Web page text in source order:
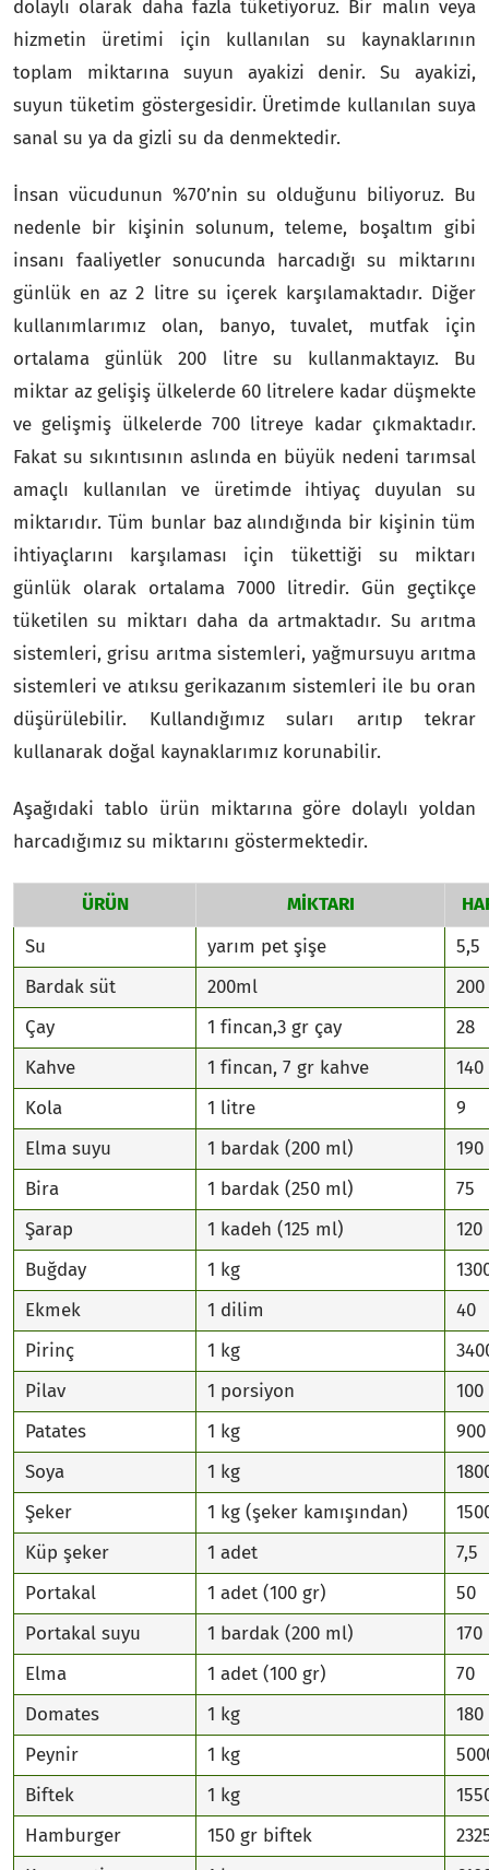
dolaylı olarak daha fazla tüketiyoruz. Bir malın veya
hizmetin üretimi için kullanılan su kaynaklarının
toplam miktarına suyun ayakizi denir. Su ayakizi,
suyun tüketim göstergesidir. Üretimde kullanılan suya
sanal su ya da gizli su da denmektedir.
İnsan vücudunun %70’nin su olduğunu biliyoruz. Bu
nedenle bir kişinin solunum, teleme, boşaltım gibi
insanı faaliyetler sonucunda harcadığı su miktarını
günlük en az 2 litre su içerek karşılamaktadır. Diğer
kullanımlarımız olan, banyo, tuvalet, mutfak için
ortalama günlük 200 litre su kullanmaktayız. Bu
miktar az gelişiş ülkelerde 60 litrelere kadar düşmekte
ve gelişmiş ülkelerde 700 litreye kadar çıkmaktadır.
Fakat su sıkıntısının aslında en büyük nedeni tarımsal
amaçlı kullanılan ve üretimde ihtiyaç duyulan su
miktarıdır. Tüm bunlar baz alındığında bir kişinin tüm
ihtiyaçlarını karşılaması için tükettiği su miktarı
günlük olarak ortalama 7000 litredir. Gün geçtikçe
tüketilen su miktarı daha da artmaktadır. Su arıtma
sistemleri, grisu arıtma sistemleri, yağmursuyu arıtma
sistemleri ve atıksu gerikazanım sistemleri ile bu oran
düşürülebilir. Kullandığımız suları arıtıp tekrar
kullanarak doğal kaynaklarımız korunabilir.
Aşağıdaki tablo ürün miktarına göre dolaylı yoldan
harcadığımız su miktarını göstermektedir.
ÜRÜN MİKTARI
Su
yarım pet şişe
5,5
Bardak süt
200ml
200
Çay
1 fincan,3 gr çay
28
Kahve
1 fincan, 7 gr kahve
140
Kola
1 litre
9
Elma suyu
1 bardak (200 ml)
190
Bira
1 bardak (250 ml)
75
Şarap
1 kadeh (125 ml)
120
Buğday
1 kg
Ekmek
1 dilim
40
Pirinç
1 kg
Pilav
1 porsiyon
100
Patates
1 kg
900
Soya
1 kg
Şeker
1 kg (şeker kamışından)
Küp şeker
1 adet
7,5
Portakal
1 adet (100 gr)
50
Portakal suyu
1 bardak (200 ml)
170
Elma
1 adet (100 gr)
70
Domates
1 kg
180
Peynir
1 kg
Biftek
1 kg
Hamburger
150 gr biftek